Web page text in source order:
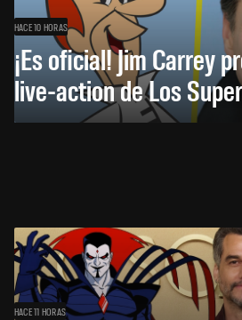
HACE 10 HORAS
¡Es oficial! Jim Carrey
live-action de Los
HACE 11 HORAS